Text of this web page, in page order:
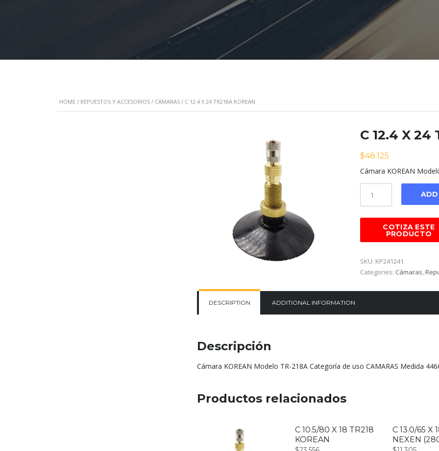
HOME / REPUESTOS Y ACCESORIOS / CÁMARAS / C 12.4 X 24 TR218A KOREAN
C 12.4 X 24
$48.125
Cámara KOREAN
SKU: KP241241
Categories: Cámaras,
DESCRIPTION ADDITIONAL INFORMATION
Descripción
Cámara KOREAN Modelo TR-218A Categoría de uso CAMARAS Medida
Productos relacionados
C 10.5/80 X 18 TR218
KOREAN
C 13.0/65 X
NEXEN